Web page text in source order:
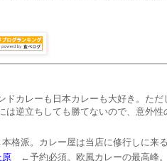
ドカレーも日本カレーも大好き。ただ
は逆立ちしても勝てないので、意外性
格派。カレー屋は当店に修行しに来る
原 ←予約必須。欧風カレーの最高峰。